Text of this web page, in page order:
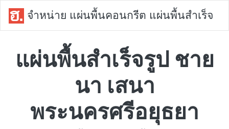
จำหน่าย แผ่นพื้นคอนกรีต แผ่นพื้นสำเร็จ
แผ่นพื้นสำเร็จรูป ชาย
นา เสนา
พระนครศรีอยุธยา